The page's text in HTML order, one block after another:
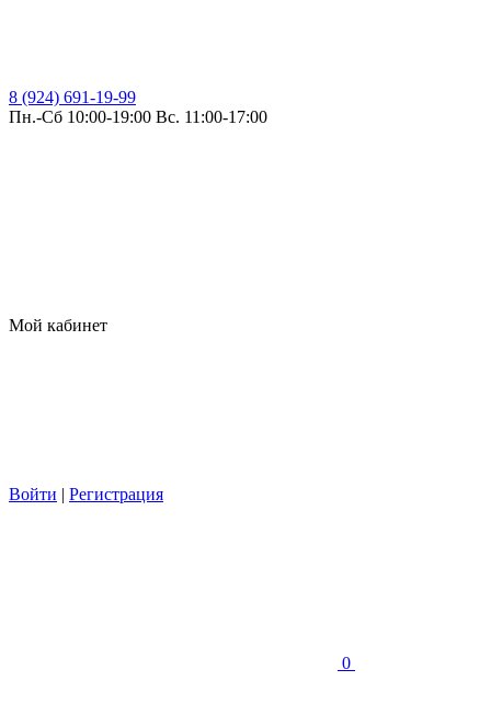
8 (924) 691-19-99
Пн.-Сб 10:00-19:00 Вс. 11:00-17:00
Мой кабинет
Войти | Регистрация
0